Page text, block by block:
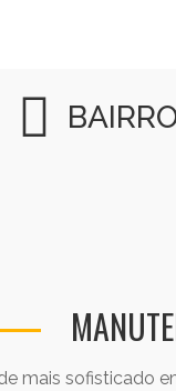
mais sofisticado